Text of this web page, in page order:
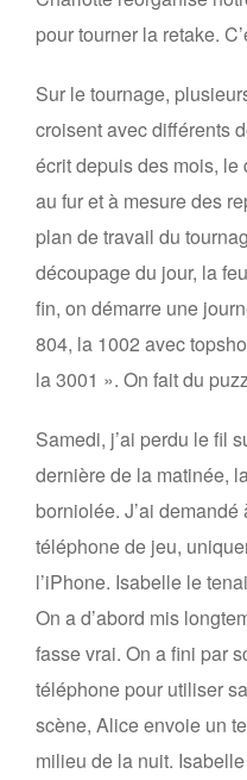
pour tourner la retake.
Sur le tournage,
croisent avec différents
écrit depuis des mois,
au fur et à mesure des
plan de travail du
découpage du jour, la
fin, on démarre une
804, la 1002 avec
la 3001 ». On fait du
Samedi, j’ai perdu le fil
dernière de la matinée,
borniolée. J’ai
téléphone de jeu,
l’iPhone. Isabelle le
On a d’abord mis
fasse vrai. On a fini par
téléphone pour utiliser
scène, Alice envoie un
milieu de la nuit.